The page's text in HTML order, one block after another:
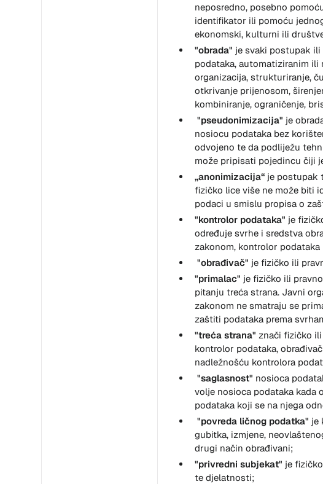
neposredno, posebno
identifikator ili pomoću
ekonomski, kulturni ili
"obrada" je svaki postupak
podataka, automatiziranim
organizacija, strukturiranje,
otkrivanje prijenosom,
kombiniranje, ograničenje,
"pseudonimizacija" je
nosiocu podataka bez
odvojeno te da podliježu
može pripisati pojedincu čiji
„anonimizacija“ je postupak
fizičko lice više ne može biti
podaci u smislu propisa o
"kontrolor podataka" je
određuje svrhe i sredstva
zakonom, kontrolor
"obrađivač" je fizičko ili
"primalac" je fizičko ili
pitanju treća strana. Javni
zakonom ne smatraju se
zaštiti podataka prema
"treća strana" znači fizičko
kontrolor podataka,
nadležnošću kontrolora
"saglasnost" nosioca
volje nosioca podataka kada
podataka koji se na njega
"povreda ličnog podatka" je
gubitka, izmjene,
drugi način obrađivani;
"privredni subjekat" je
te djelatnosti;